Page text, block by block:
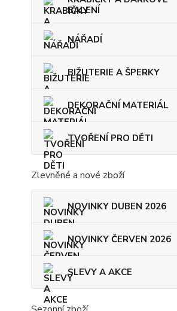
BALENÍ
NÁŘADÍ
BIŽUTERIE A ŠPERKY
DEKORAČNÍ MATERIÁL
TVOŘENÍ PRO DĚTI
Zlevněné a nové zboží
NOVINKY DUBEN 2026
NOVINKY ČERVEN 2026
SLEVY A AKCE